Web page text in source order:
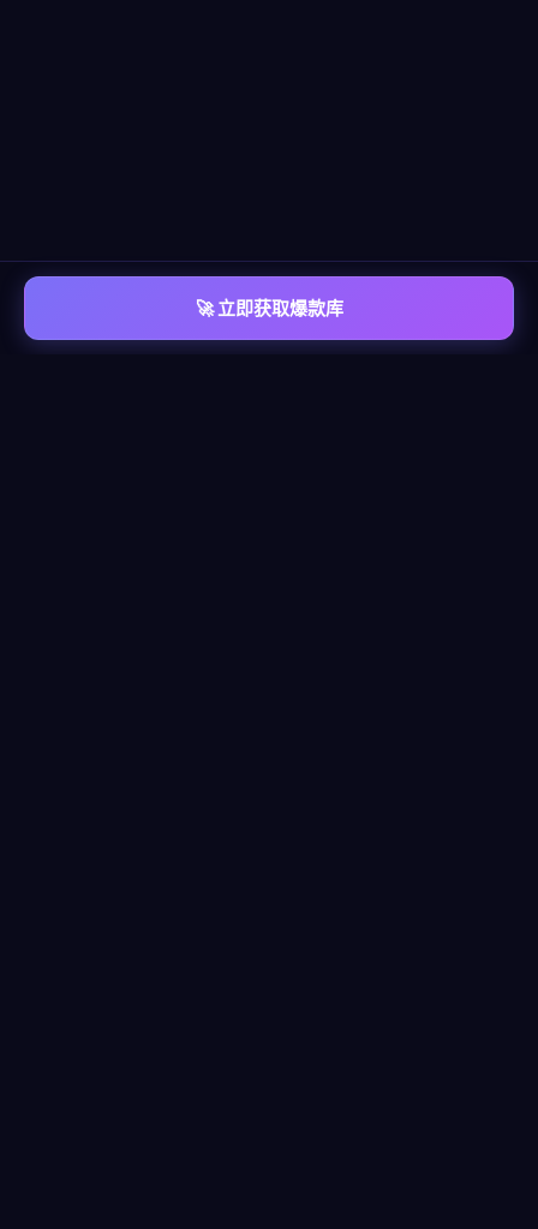
🚀 立即获取爆款库